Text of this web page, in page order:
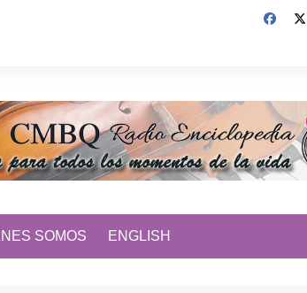
SOMOS ENGLISH